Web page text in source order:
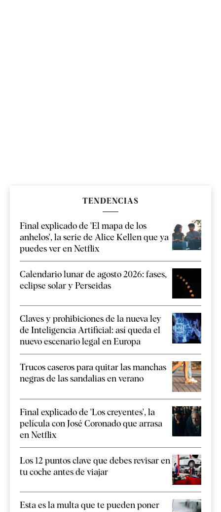
TENDENCIAS
Final explicado de 'El mapa de los
anhelos', la serie de Alice Kellen que ya
puedes ver en Netflix
Calendario lunar de agosto 2026: fases,
eclipse solar y Perseidas
Claves y prohibiciones de la nueva ley
de Inteligencia Artificial: así queda el
nuevo escenario legal en Europa
Trucos caseros para quitar las manchas
negras de las sandalias en verano
Final explicado de 'Los creyentes', la
película con José Coronado que arrasa
en Netflix
Los 12 puntos clave que debes revisar en
tu coche antes de viajar
Esta es la multa que te pueden poner